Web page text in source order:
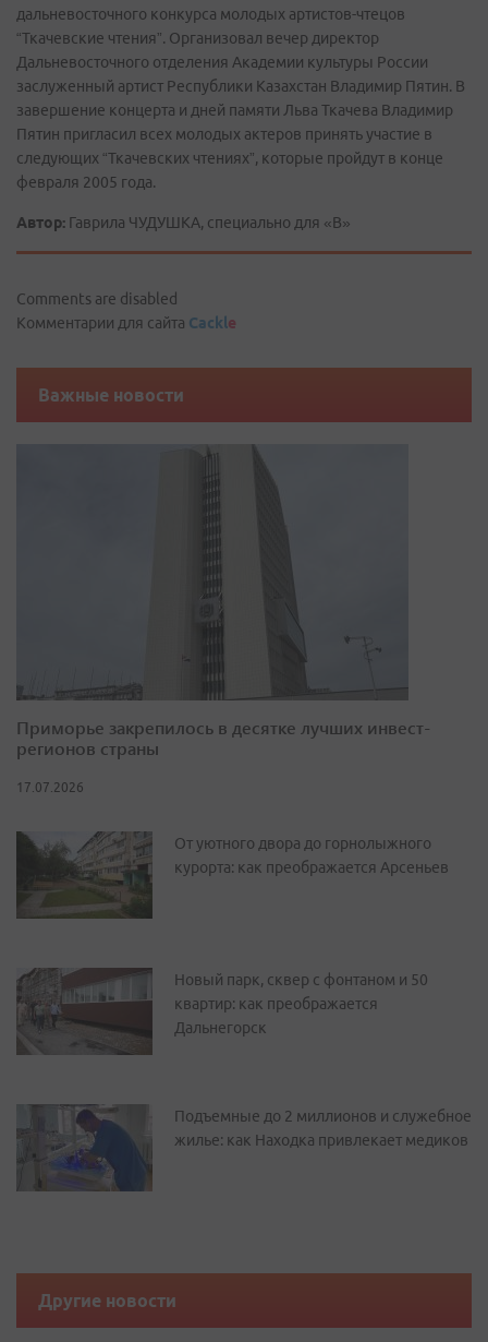
дальневосточного конкурса молодых артистов-чтецов
“Ткачевские чтения”. Организовал вечер директор
Дальневосточного отделения Академии культуры России
заслуженный артист Республики Казахстан Владимир Пятин. В
завершение концерта и дней памяти Льва Ткачева Владимир
Пятин пригласил всех молодых актеров принять участие в
следующих “Ткачевских чтениях”, которые пройдут в конце
февраля 2005 года.
Автор: Гаврила ЧУДУШКА, специально для «В»
Comments are disabled
Комментарии для сайта Cackle
Важные новости
Приморье закрепилось в десятке лучших инвест-
регионов страны
17.07.2026
От уютного двора до горнолыжного
курорта: как преображается Арсеньев
Новый парк, сквер с фонтаном и 50
квартир: как преображается
Дальнегорск
Подъемные до 2 миллионов и служебное
жилье: как Находка привлекает медиков
Другие новости